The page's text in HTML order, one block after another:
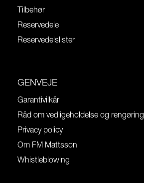
Tilbehør
Reservedele
Reservedelslister
GENVEJE
Garantivilkår
Råd om vedligeholdelse og rengøring
Privacy policy
Om FM Mattsson
Whistleblowing